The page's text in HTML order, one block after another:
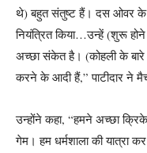
थे) बहुत संतुष्ट हैं। दस ओवर के
नियंत्रित किया…उन्हें (शुरू
अच्छा संकेत है। (कोहली के बारे
करने के आदी हैं,” पाटीदार ने
उन्होंने कहा, “हमने अच्छा
गेम। हम धर्मशाला की यात्रा